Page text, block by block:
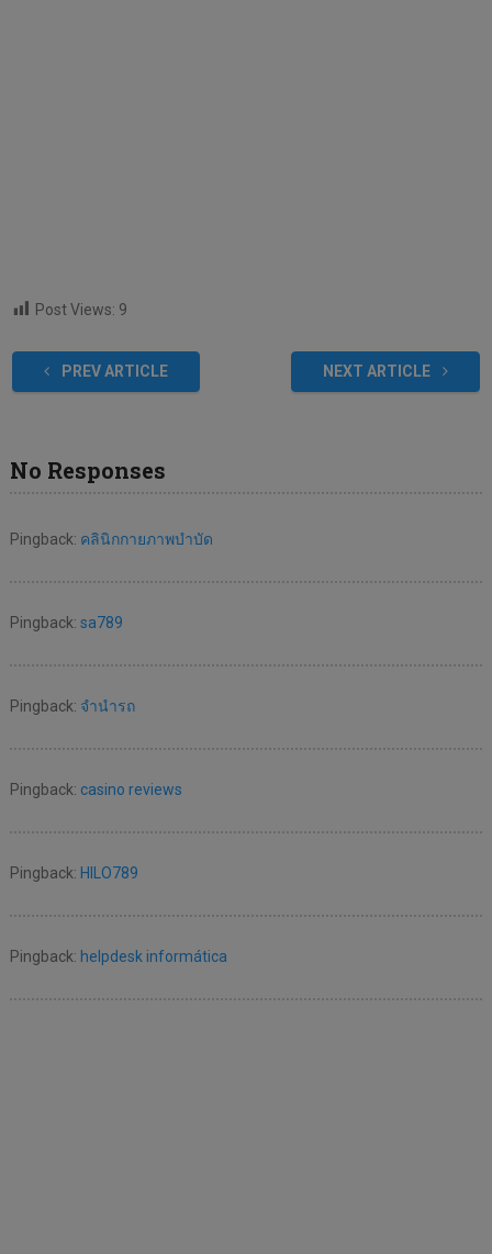
Post Views: 9
PREV ARTICLE NEXT ARTICLE
No Responses
Pingback: คลินิกกายภาพบำบัด
Pingback: sa789
Pingback: จำนำรถ
Pingback: casino reviews
Pingback: HILO789
Pingback: helpdesk informática